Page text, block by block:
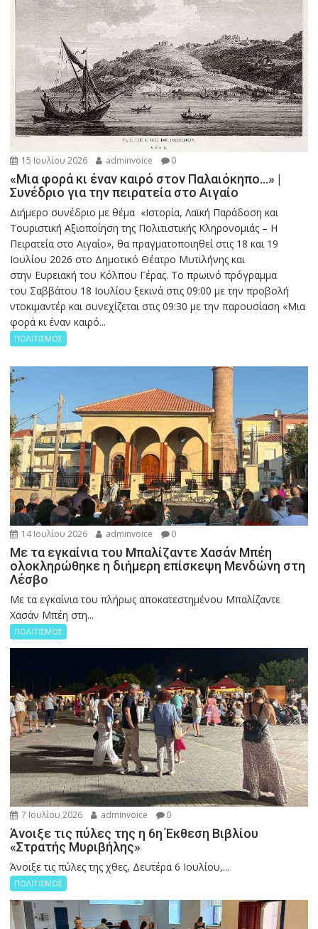
15 Ιουλίου 2026 adminvoice 0
«Μια φορά κι έναν καιρό στον Παλαιόκηπο…» |
Συνέδριο για την πειρατεία στο Αιγαίο
Διήμερο συνέδριο με θέμα «Ιστορία, Λαϊκή Παράδοση και
Τουριστική Αξιοποίηση της Πολιτιστικής Κληρονομιάς – Η
Πειρατεία στο Αιγαίο», θα πραγματοποιηθεί στις 18 και 19
Ιουλίου 2026 στο Δημοτικό Θέατρο Μυτιλήνης και
στην Ευρειακή του Κόλπου Γέρας. Το πρωινό πρόγραμμα
του Σαββάτου 18 Ιουλίου ξεκινά στις 09:00 με την προβολή
ντοκιμαντέρ και συνεχίζεται στις 09:30 με την παρουσίαση «Μια
φορά κι έναν καιρό...
ΠΟΛΙΤΙΣΜΟΣ
14 Ιουλίου 2026 adminvoice 0
Με τα εγκαίνια του Μπαλίζαντε Χασάν Μπέη
ολοκληρώθηκε η διήμερη επίσκεψη Μενδώνη στη
Λέσβο
Με τα εγκαίνια του πλήρως αποκατεστημένου Μπαλίζαντε
Χασάν Μπέη στη...
ΠΟΛΙΤΙΣΜΟΣ
7 Ιουλίου 2026 adminvoice 0
Άνοιξε τις πύλες της η 6η Έκθεση Βιβλίου
«Στρατής Μυριβήλης»
Άνοιξε τις πύλες της χθες, Δευτέρα 6 Ιουλίου,...
ΠΟΛΙΤΙΣΜΟΣ